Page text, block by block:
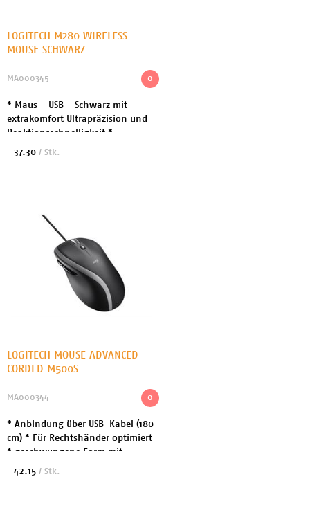
LOGITECH M280 WIRELESS
MOUSE SCHWARZ
0
MA000345
* Maus - USB - Schwarz mit
extrakomfort Ultrapräzision und
Reaktionsschnelligkeit *
Anschlusstechnik: Drahtlos - USB *
37.30 / Stk.
LOGITECH MOUSE ADVANCED
CORDED M500S
0
MA000344
* Anbindung über USB-Kabel (180
cm) * Für Rechtshänder optimiert
* geschwungene Form mit
gummierten Seiten- flächen *
42.15 / Stk.